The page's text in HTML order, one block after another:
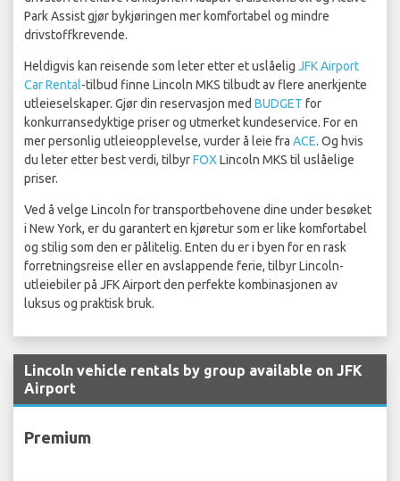
Park Assist gjør bykjøringen mer komfortabel og mindre
drivstoffkrevende.
Heldigvis kan reisende som leter etter et uslåelig JFK Airport
Car Rental-tilbud finne Lincoln MKS tilbudt av flere anerkjente
utleieselskaper. Gjør din reservasjon med BUDGET for
konkurransedyktige priser og utmerket kundeservice. For en
mer personlig utleieopplevelse, vurder å leie fra ACE. Og hvis
du leter etter best verdi, tilbyrFOX Lincoln MKS til uslåelige
priser.
Ved å velge Lincoln for transportbehovene dine under besøket
i New York, er du garantert en kjøretur som er like komfortabel
og stilig som den er pålitelig. Enten du er i byen for en rask
forretningsreise eller en avslappende ferie, tilbyr Lincoln-
utleiebiler på JFK Airport den perfekte kombinasjonen av
luksus og praktisk bruk.
Lincoln vehicle rentals by group available on JFK
Airport
Premium